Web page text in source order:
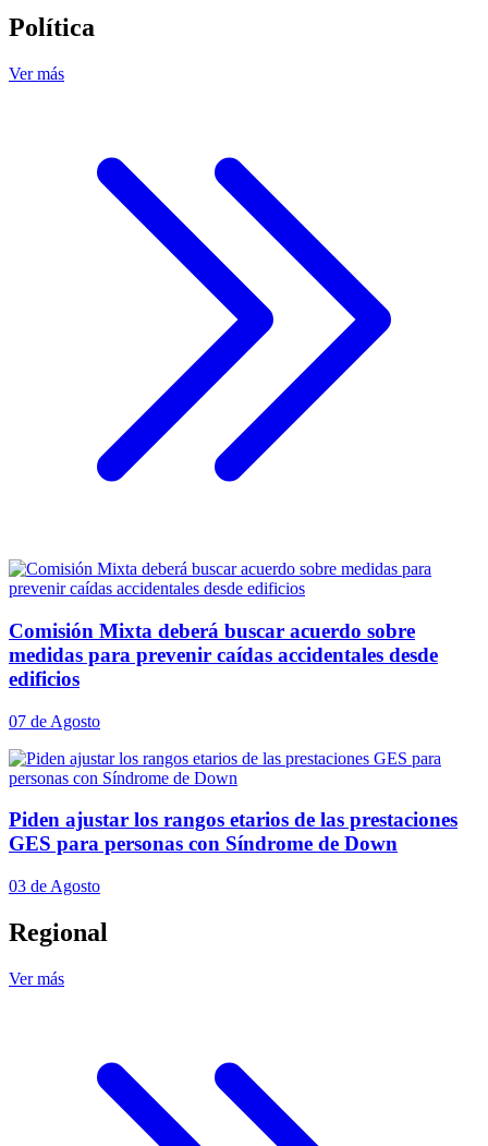
Política
Ver más
Comisión Mixta deberá buscar acuerdo sobre
medidas para prevenir caídas accidentales desde
edificios
07 de Agosto
Piden ajustar los rangos etarios de las prestaciones
GES para personas con Síndrome de Down
03 de Agosto
Regional
Ver más